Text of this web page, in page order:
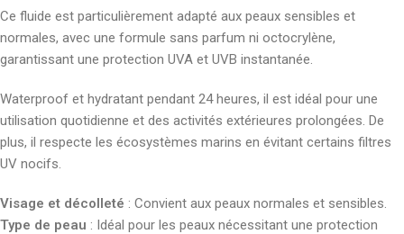
Ce fluide est particulièrement adapté aux peaux sensibles et
normales, avec une formule sans parfum ni octocrylène,
garantissant une protection UVA et UVB instantanée.
Waterproof et hydratant pendant 24 heures, il est idéal pour une
utilisation quotidienne et des activités extérieures prolongées. De
plus, il respecte les écosystèmes marins en évitant certains filtres
UV nocifs.
Visage et décolleté : Convient aux peaux normales et sensibles.
Type de peau : Idéal pour les peaux nécessitant une protection